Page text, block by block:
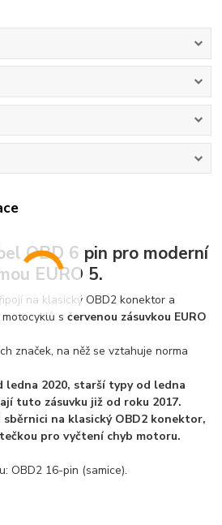
OBD 6 pin pro moderní
EURO 5.
na klasický OBD2 konektor a
motocyklů sčervenou zásuvkou EURO
značek, na něž se vztahuje norma
ledna 2020, starší typy od ledna
tuto zásuvku již od roku 2017.
sběrnici na klasický OBD2 konektor,
pro vyčtení chyb motoru.
OBD2 16-pin (samice).